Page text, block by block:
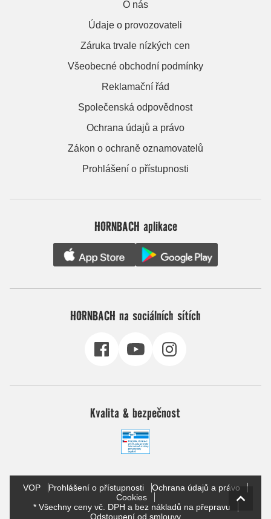
O nás
Údaje o provozovateli
Záruka trvale nízkých cen
Všeobecné obchodní podmínky
Reklamační řád
Společenská odpovědnost
Ochrana údajů a právo
Zákon o ochraně oznamovatelů
Prohlášení o přístupnosti
HORNBACH aplikace
HORNBACH na sociálních sítích
Kvalita & bezpečnost
VOP Prohlášení o přístupnosti
Ochrana údajů a právo
Cookies
* Všechny ceny vč. DPH a bez nákladů na přepravu
Odstoupení od smlouvy